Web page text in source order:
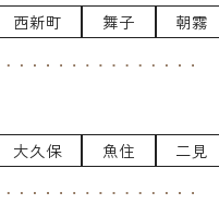
西新町 舞子 朝霧
大久保 魚住 二見